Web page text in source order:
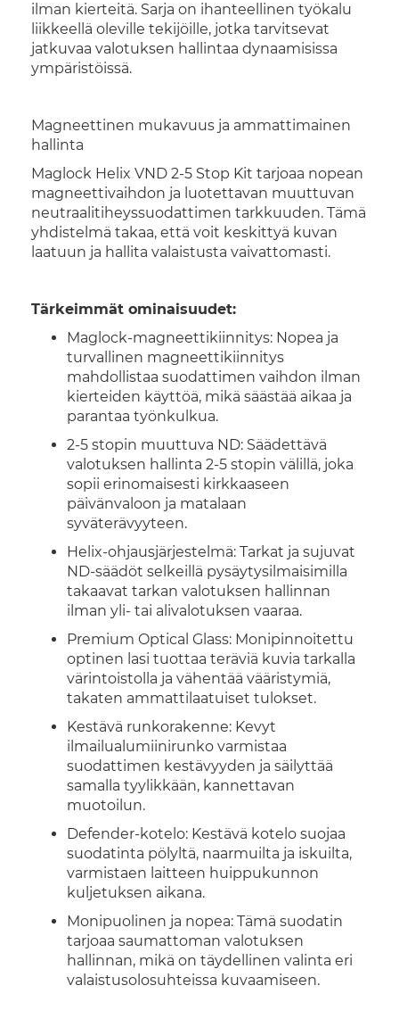
ilman kierteitä. Sarja on ihanteellinen työkalu
liikkeellä oleville tekijöille, jotka tarvitsevat
jatkuvaa valotuksen hallintaa dynaamisissa
ympäristöissä.
Magneettinen mukavuus ja ammattimainen
hallinta
Maglock Helix VND 2-5 Stop Kit tarjoaa nopean
magneettivaihdon ja luotettavan muuttuvan
neutraalitiheyssuodattimen tarkkuuden. Tämä
yhdistelmä takaa, että voit keskittyä kuvan
laatuun ja hallita valaistusta vaivattomasti.
Tärkeimmät ominaisuudet:
Maglock-magneettikiinnitys: Nopea ja
turvallinen magneettikiinnitys
mahdollistaa suodattimen vaihdon ilman
kierteiden käyttöä, mikä säästää aikaa ja
parantaa työnkulkua.
2-5 stopin muuttuva ND: Säädettävä
valotuksen hallinta 2-5 stopin välillä, joka
sopii erinomaisesti kirkkaaseen
päivänvaloon ja matalaan
syväterävyyteen.
Helix-ohjausjärjestelmä: Tarkat ja sujuvat
ND-säädöt selkeillä pysäytysilmaisimilla
takaavat tarkan valotuksen hallinnan
ilman yli- tai alivalotuksen vaaraa.
Premium Optical Glass: Monipinnoitettu
optinen lasi tuottaa teräviä kuvia tarkalla
värintoistolla ja vähentää vääristymiä,
takaten ammattilaatuiset tulokset.
Kestävä runkorakenne: Kevyt
ilmailualumiinirunko varmistaa
suodattimen kestävyyden ja säilyttää
samalla tyylikkään, kannettavan
muotoilun.
Defender-kotelo: Kestävä kotelo suojaa
suodatinta pölyltä, naarmuilta ja iskuilta,
varmistaen laitteen huippukunnon
kuljetuksen aikana.
Monipuolinen ja nopea: Tämä suodatin
tarjoaa saumattoman valotuksen
hallinnan, mikä on täydellinen valinta eri
valaistusolosuhteissa kuvaamiseen.